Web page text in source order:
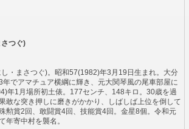
つぐ)
・まさつぐ)。昭和57(1982)年3月19日生まれ。大分
年でアマチュア横綱に輝き、元大関琴風の尾車部屋に
年1月場所初土俵。177センチ、148キロ。30歳を過
敢な突き押しに磨きがかかり、しばしば上位を倒して
勲賞2回、敢闘賞4回、技能賞4回。金星8個。令和元
年寄中村を襲名。